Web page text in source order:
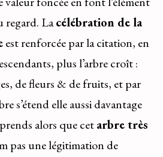
regard. Lacélébration de la
est renforcée par la citation, en
plus l’arbre croît :
de fleurs & de fruits, et par
s’étend elle aussi davantage
alors que cetarbre très
pas une légitimation de